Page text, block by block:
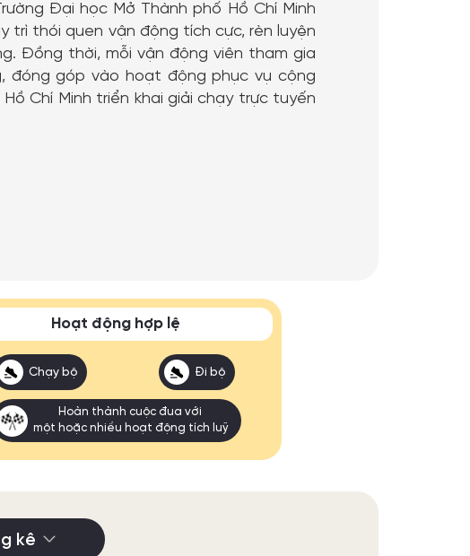
Đại học Mở Thành phố Hồ Chí Minh
trì thói quen vận động tích cực, rèn luyện
Đồng thời, mỗi vận động viên tham gia
đóng góp vào hoạt động phục vụ cộng
Chí Minh triển khai giải chạy trực tuyến
Hoạt động hợp lệ
Chạy bộ Đi bộ
Hoàn thành cuộc đua với
một hoặc nhiều hoạt động tích luỹ
kê